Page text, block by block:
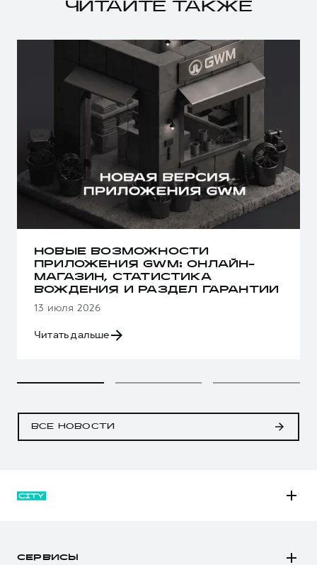
ЧИТАЙТЕ ТАКЖЕ
НОВЫЕ ВОЗМОЖНОСТИ
ПРИЛОЖЕНИЯ GWM: ОНЛАЙН-
МАГАЗИН, СТАТИСТИКА
ВОЖДЕНИЯ И РАЗДЕЛ ГАРАНТИИ
13 июля 2026
Читать дальше
ВСЕ НОВОСТИ
СЕРВИСЫ